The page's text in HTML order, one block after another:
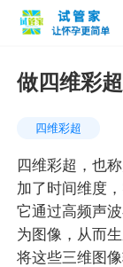
做四维彩
四维彩超
四维彩超，也
加了时间维度
它通过高频声
为图像，从而
将这些三维图